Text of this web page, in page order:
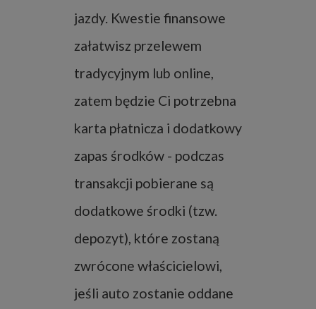
jazdy. Kwestie finansowe
załatwisz przelewem
tradycyjnym lub online,
zatem będzie Ci potrzebna
karta płatnicza i dodatkowy
zapas środków - podczas
transakcji pobierane są
dodatkowe środki (tzw.
depozyt), które zostaną
zwrócone właścicielowi,
jeśli auto zostanie oddane